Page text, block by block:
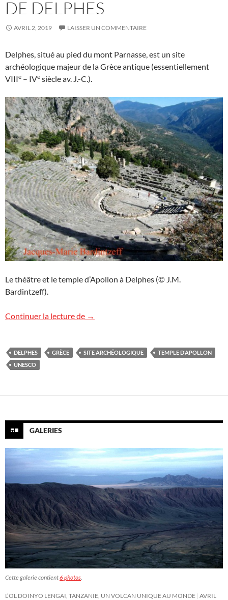
DE DELPHES
AVRIL 2, 2019 LAISSER UN COMMENTAIRE
Delphes, situé au pied du mont Parnasse, est un site
archéologique majeur de la Grèce antique (essentiellement
VIIIe – IVe siècle av. J.-C.).
Le théâtre et le temple d’Apollon à Delphes (© J.M.
Bardintzeff).
Continuer la lecture de Le site archéologique de Delphes
→
DELPHES GRÈCE SITE ARCHÉOLOGIQUE
TEMPLE D’APOLLON
UNESCO
GALERIES
Cette galerie contient6 photos
L’OL DOINYO LENGAI, TANZANIE, UN VOLCAN UNIQUE AU MONDE AVRIL